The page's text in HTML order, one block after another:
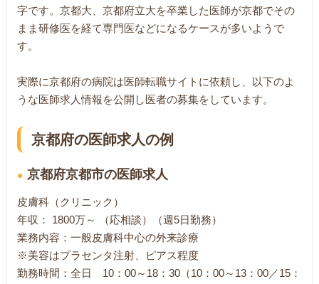
字です。京都大、京都府立大を卒業した医師が京都でその
まま研修医を経て専門医などになるケースが多いようで
す。
実際に京都府の病院は医師転職サイトに依頼し、以下のよ
うな医師求人情報を公開し医者の募集をしています。
京都府の医師求人の例
京都府京都市の医師求人
皮膚科（クリニック）
年収： 1800万～ （応相談）（週5日勤務）
業務内容：一般皮膚科中心の外来診療
※美容はプラセンタ注射、ピアス程度
勤務時間：全日 10：00～18：30（10：00～13：00／15：